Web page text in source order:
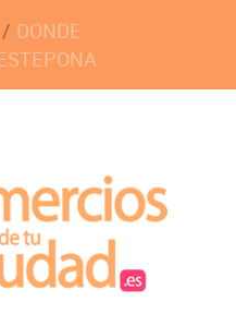
DONDE